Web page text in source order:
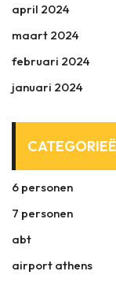
april 2024
maart 2024
februari 2024
januari 2024
6 personen
7 personen
abt
airport athens